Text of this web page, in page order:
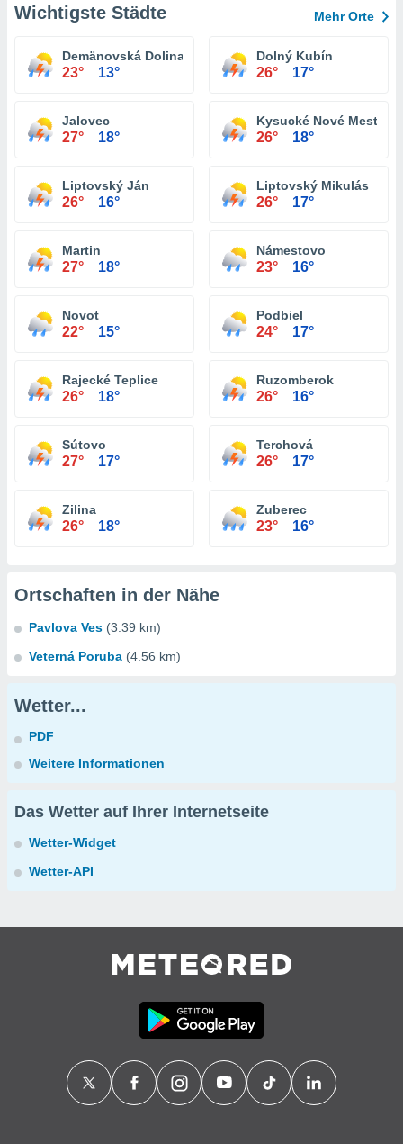
Wichtigste Städte Mehr Orte
Demänovská Dolina
23° 13°
Dolný Kubín
26° 17°
Jalovec
27° 18°
Kysucké Nové Mesto
26° 18°
Liptovský Ján
26° 16°
Liptovský Mikulás
26° 17°
Martin
27° 18°
Námestovo
23° 16°
Novot
22° 15°
Podbiel
24° 17°
Rajecké Teplice
26° 18°
Ruzomberok
26° 16°
Sútovo
27° 17°
Terchová
26° 17°
Zilina
26° 18°
Zuberec
23° 16°
Ortschaften in der Nähe
Pavlova Ves (3.39 km)
Veterná Poruba (4.56 km)
Wetter...
PDF
Weitere Informationen
Das Wetter auf Ihrer Internetseite
Wetter-Widget
Wetter-API